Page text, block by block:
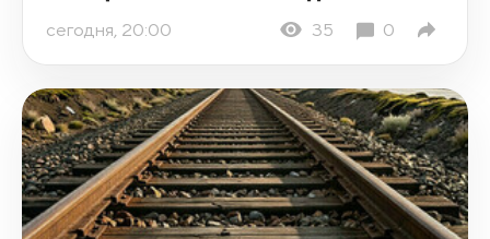
сегодня, 20:00 35 0